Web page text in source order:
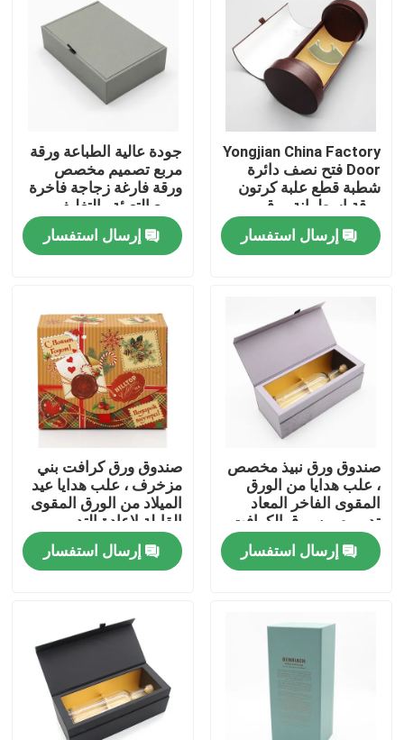
بيت
أشرطة فيديو
معلومات عنا
جولة في المعمل
ضبط الجودة
اتصل بنا
علبة هدايا من الورق المقوى
علبة هدية أنبوب من الورق المقوى
Yongjian China Factory
Door فتح نصف دائرة
شطبة قطع علبة كرتون
ورقة اسطوانة ورق
تغليف النبيذ أنبوب
إرسال استفسار
جودة عالية الطباعة ورقة
مربع تصميم مخصص
ورقة فارغة زجاجة فاخرة
مربع التعبئة والتغليف
المغناطيس العطور
إرسال استفسار
صندوق ورق نبيذ مخصص
، علب هدايا من الورق
المقوى الفاخر المعاد
تدويره من ورق الكرافت
إرسال استفسار
صندوق ورق كرافت بني
مزخرف ، علب هدايا عيد
الميلاد من الورق المقوى
القابلة لإعادة التدوير
إرسال استفسار